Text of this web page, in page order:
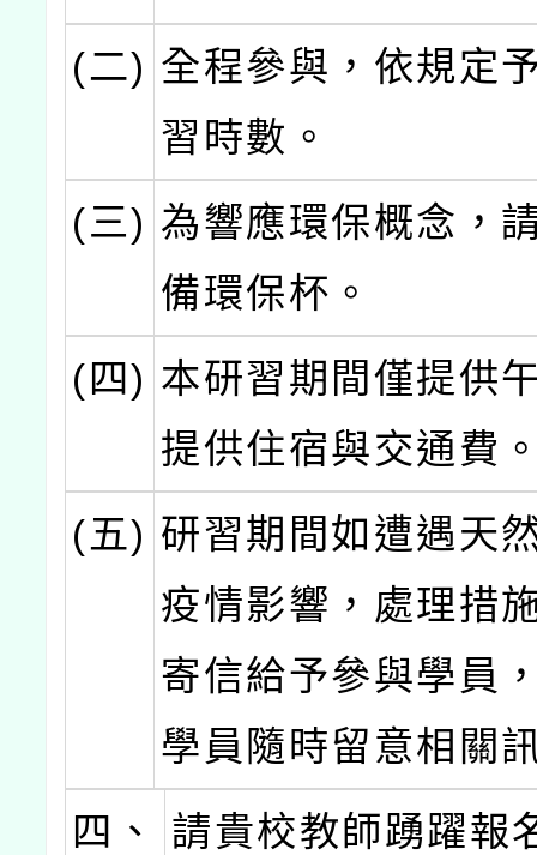
(二) 全程參與，依規定
習時數。
(三) 為響應環保概念，
備環保杯。
(四) 本研習期間僅提供
提供住宿與交通費
(五) 研習期間如遭遇天
疫情影響，處理措
寄信給予參與學員
學員隨時留意相關
四、
請貴校教師踴躍報